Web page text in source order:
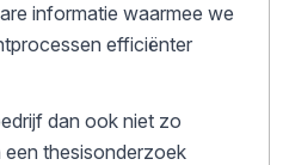
informatie waarmee we
efficiënter
dan ook niet zo
thesisonderzoek